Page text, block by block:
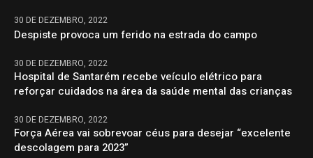
30 DE DEZEMBRO, 2022
Despiste provoca um ferido na estrada do campo
30 DE DEZEMBRO, 2022
Hospital de Santarém recebe veículo elétrico para
reforçar cuidados na área da saúde mental das crianças
30 DE DEZEMBRO, 2022
Força Aérea vai sobrevoar céus para desejar “excelente
descolagem para 2023”